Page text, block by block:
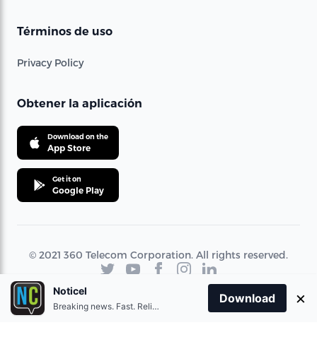
Términos de uso
Privacy Policy
Obtener la aplicación
Download on the
App Store
Get it on
Google Play
© 2021 360 Telecom Corporation. All rights reserved.
Noticel
Breaking news. Fast. Reliable.
Download ×